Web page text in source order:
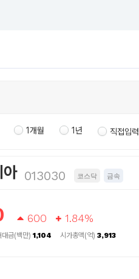
1개월 1년 직접입력
아 013030 코스닥 금속
600 1.84%
대금(백만) 1,104 시가총액(억) 3,913